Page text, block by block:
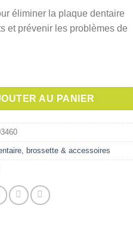
éliminer la plaque dentaire
et prévenir les problèmes de
Brossette TravLer
AU PANIER
brossette & accessoires